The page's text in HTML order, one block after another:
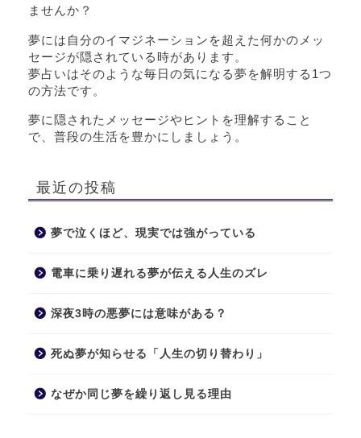
ませんか？
夢には自分のイマジネーションを超えた何かのメッ
セージが隠されている時があります。
夢占いはそのような毎日の気になる夢を解明する1つ
の方法です。
夢に隠されたメッセージやヒントを理解すること
で、普段の生活を豊かにしましょう。
最近の投稿
夢で泣くほど、現実では強がっている
電車に乗り遅れる夢が伝える人生のズレ
深夜3時の悪夢には意味がある？
死ぬ夢が知らせる「人生の切り替わり」
なぜか同じ夢を繰り返し見る理由